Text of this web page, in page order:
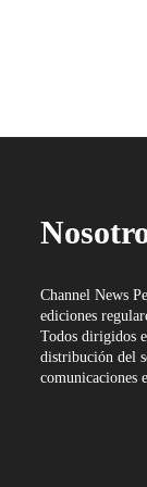
Channel News
ediciones
Todos dirigidos
distribución del
comunicaciones